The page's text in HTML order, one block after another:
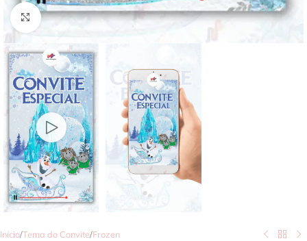
Clique para ampliar
Início/Tema do Convite/Frozen